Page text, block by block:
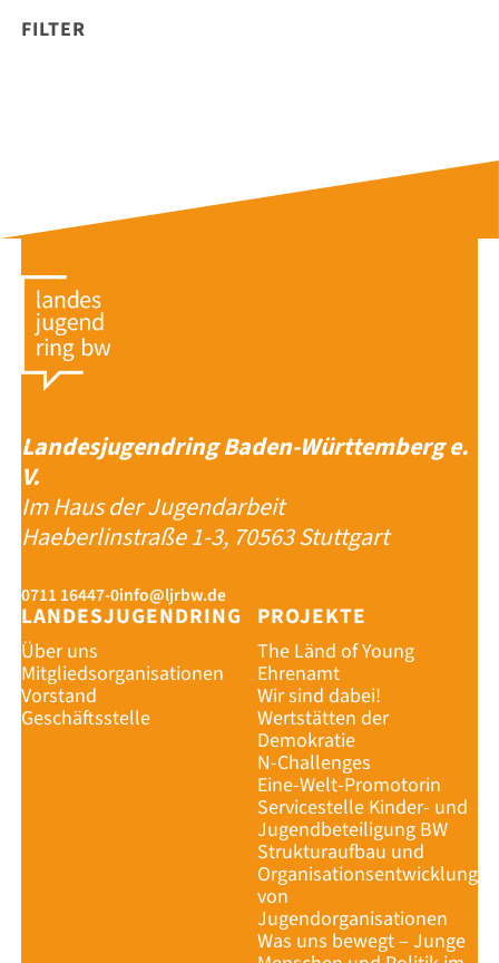
FILTER
Landesjugendring Baden-Württemberg e.
V.
Im Haus der Jugendarbeit
Haeberlinstraße 1-3, 70563 Stuttgart
0711 16447-0info@ljrbw.de
LANDESJUGENDRING
Über uns
Mitgliedsorganisationen
Vorstand
Geschäftsstelle
PROJEKTE
The Länd of Young
Ehrenamt
Wir sind dabei!
Wertstätten der
Demokratie
N-Challenges
Eine-Welt-Promotorin
Servicestelle Kinder- und
Jugendbeteiligung BW
Strukturaufbau und
Organisationsentwicklung
von
Jugendorganisationen
Was uns bewegt – Junge